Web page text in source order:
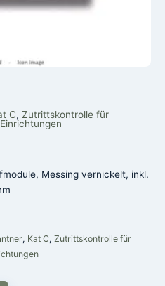
C, Zutrittskontrolle für
Messing vernickelt, inkl.
, Kat C, Zutrittskontrolle für